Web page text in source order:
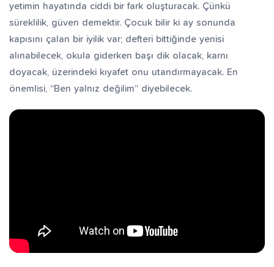
yetimin hayatında ciddi bir fark oluşturacak. Çünkü
süreklilik, güven demektir. Çocuk bilir ki ay sonunda
kapısını çalan bir iyilik var; defteri bittiğinde yenisi
alınabilecek, okula giderken başı dik olacak, karnı
doyacak, üzerindeki kıyafet onu utandırmayacak. En
önemlisi, “Ben yalnız değilim” diyebilecek.